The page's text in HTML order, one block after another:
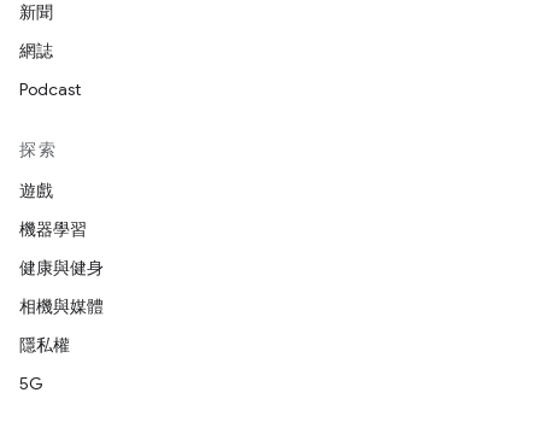
新聞
網誌
Podcast
探索
遊戲
機器學習
健康與健身
相機與媒體
隱私權
5G